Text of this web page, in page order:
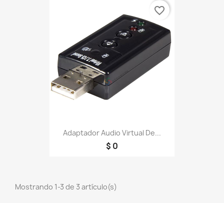
Adaptador Audio Virtual De...
$ 0
favorite_border
Mostrando 1-3 de 3 artículo(s)